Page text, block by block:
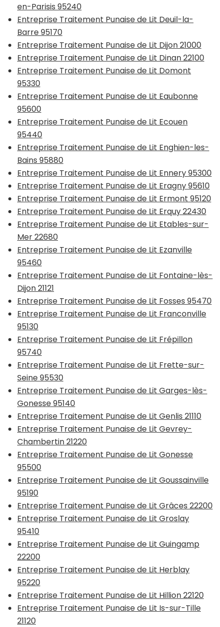
en-Parisis 95240
Entreprise Traitement Punaise de Lit Deuil-la-
Barre 95170
Entreprise Traitement Punaise de Lit Dijon 21000
Entreprise Traitement Punaise de Lit Dinan 22100
Entreprise Traitement Punaise de Lit Domont
95330
Entreprise Traitement Punaise de Lit Eaubonne
95600
Entreprise Traitement Punaise de Lit Ecouen
95440
Entreprise Traitement Punaise de Lit Enghien-les-
Bains 95880
Entreprise Traitement Punaise de Lit Ennery 95300
Entreprise Traitement Punaise de Lit Eragny 95610
Entreprise Traitement Punaise de Lit Ermont 95120
Entreprise Traitement Punaise de Lit Erquy 22430
Entreprise Traitement Punaise de Lit Etables-sur-
Mer 22680
Entreprise Traitement Punaise de Lit Ezanville
95460
Entreprise Traitement Punaise de Lit Fontaine-lès-
Dijon 21121
Entreprise Traitement Punaise de Lit Fosses 95470
Entreprise Traitement Punaise de Lit Franconville
95130
Entreprise Traitement Punaise de Lit Frépillon
95740
Entreprise Traitement Punaise de Lit Frette-sur-
Seine 95530
Entreprise Traitement Punaise de Lit Garges-lès-
Gonesse 95140
Entreprise Traitement Punaise de Lit Genlis 21110
Entreprise Traitement Punaise de Lit Gevrey-
Chambertin 21220
Entreprise Traitement Punaise de Lit Gonesse
95500
Entreprise Traitement Punaise de Lit Goussainville
95190
Entreprise Traitement Punaise de Lit Grâces 22200
Entreprise Traitement Punaise de Lit Groslay
95410
Entreprise Traitement Punaise de Lit Guingamp
22200
Entreprise Traitement Punaise de Lit Herblay
95220
Entreprise Traitement Punaise de Lit Hillion 22120
Entreprise Traitement Punaise de Lit Is-sur-Tille
21120